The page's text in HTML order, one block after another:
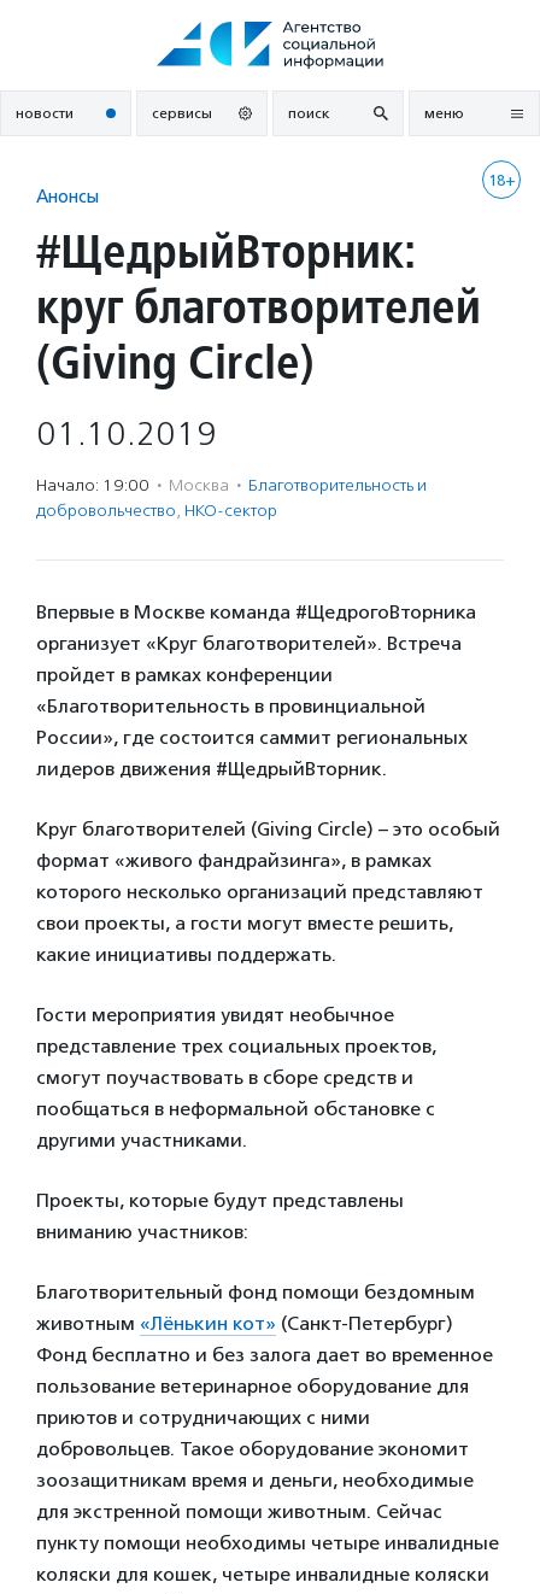
новости сервисы поиск меню
18+
Анонсы
#ЩедрыйВторник:
круг благотворителей
(Giving Circle)
01.10.2019
Начало: 19:00 · Москва · Благотвори­тель­ность и
доброволь­чест­во, НКО-сектор
Впервые в Москве команда #ЩедрогоВторника
организует «Круг благотворителей». Встреча
пройдет в рамках конференции
«Благотворительность в провинциальной
России», где состоится саммит региональных
лидеров движения #ЩедрыйВторник.
Круг благотворителей (Giving Circle) – это особый
формат «живого фандрайзинга», в рамках
которого несколько организаций представляют
свои проекты, а гости могут вместе решить,
какие инициативы поддержать.
Гости мероприятия увидят необычное
представление трех социальных проектов,
смогут поучаствовать в сборе средств и
пообщаться в неформальной обстановке с
другими участниками.
Проекты, которые будут представлены
вниманию участников:
Благотворительный фонд помощи бездомным
животным «Лёнькин кот» (Санкт-Петербург)
Фонд бесплатно и без залога дает во временное
пользование ветеринарное оборудование для
приютов и сотрудничающих с ними
добровольцев. Такое оборудование экономит
зоозащитникам время и деньги, необходимые
для экстренной помощи животным. Сейчас
пункту помощи необходимы четыре инвалидные
коляски для кошек, четыре инвалидные коляски